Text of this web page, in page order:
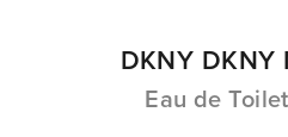
DKNY DKNY
Eau de